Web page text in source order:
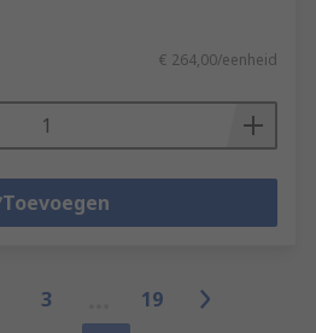
€ 264,00/eenheid
Toevoegen
3
19